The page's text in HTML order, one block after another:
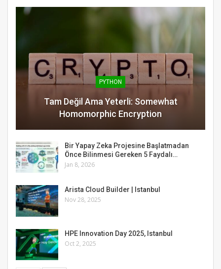
PYTHON
Tam Değil Ama Yeterli: Somewhat
Homomorphic Encryption
Bir Yapay Zeka Projesine Başlatmadan
Önce Bilinmesi Gereken 5 Faydalı…
Jan 8, 2026
Arista Cloud Builder | Istanbul
Nov 28, 2025
HPE Innovation Day 2025, Istanbul
Oct 2, 2025